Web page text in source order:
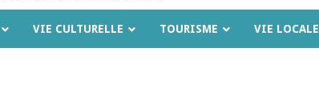
VIE CULTURELLE TOURISME VIE LOCALE